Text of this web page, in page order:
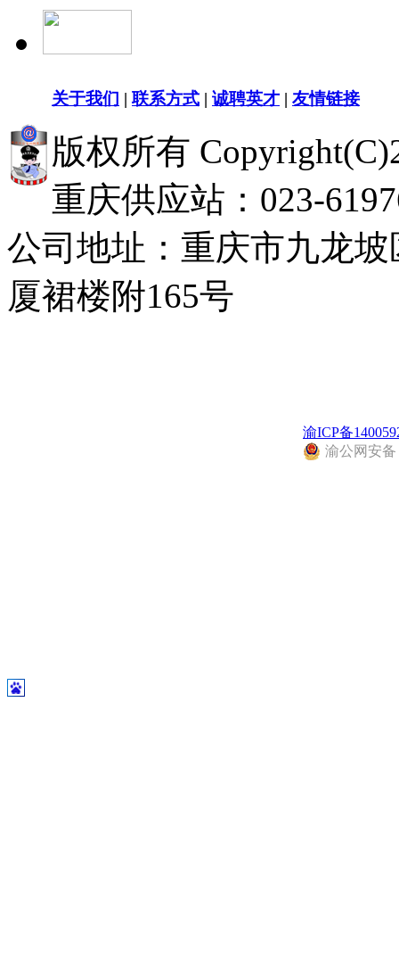
关于我们 | 联系方式 | 诚聘英才 | 友情链接
版权所有
重庆供应站：023-
公司地址：重庆市九龙
厦裙楼附165号
渝ICP备
渝公网安备